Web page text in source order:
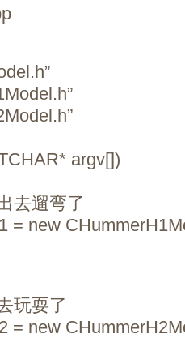
argv[])
去遛弯了
= new
玩耍了
= new